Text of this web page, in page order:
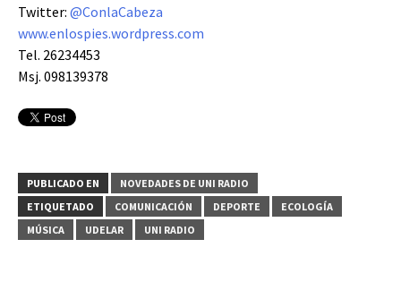
Twitter: @ConlaCabeza
www.enlospies.wordpress.com
Tel. 26234453
Msj. 098139378
PUBLICADO EN
NOVEDADES DE UNI RADIO
ETIQUETADO
COMUNICACIÓN DEPORTE
ECOLOGÍA
MÚSICA
UDELAR UNI RADIO